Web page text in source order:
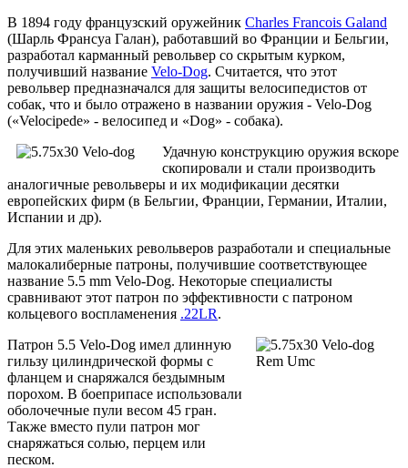
В 1894 году французский оружейник Charles Francois Galand
(Шарль Франсуа Галан), работавший во Франции и Бельгии,
разработал карманный револьвер со скрытым курком,
получивший название Velo-Dog. Считается, что этот
револьвер предназначался для защиты велосипедистов от
собак, что и было отражено в названии оружия - Velo-Dog
(«Velocipede» - велосипед и «Dog» - собака).
Удачную конструкцию оружия вскоре
скопировали и стали производить
аналогичные револьверы и их модификации десятки
европейских фирм (в Бельгии, Франции, Германии, Италии,
Испании и др).
Для этих маленьких револьверов разработали и специальные
малокалиберные патроны, получившие соответствующее
название 5.5 mm Velo-Dog. Некоторые специалисты
сравнивают этот патрон по эффективности с патроном
кольцевого воспламенения .22LR.
Патрон 5.5 Velo-Dog имел длинную
гильзу цилиндрической формы с
фланцем и снаряжался бездымным
порохом. В боеприпасе использовали
оболочечные пули весом 45 гран.
Также вместо пули патрон мог
снаряжаться солью, перцем или
песком.